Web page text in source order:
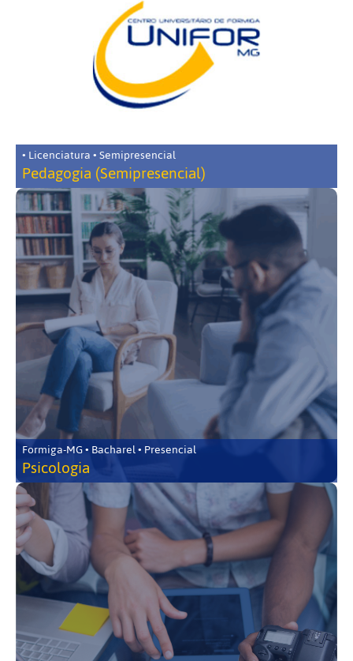
• Licenciatura • Semipresencial
Pedagogia (Semipresencial)
Formiga-MG • Bacharel • Presencial
Psicologia